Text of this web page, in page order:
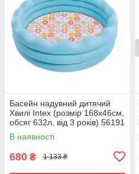
Басейн надувний дитячий
Хвилі Intex (розмір 168x46см,
обсяг 632л, від 3 років) 56191
NP
В наявності
680 ₴ 1 133 ₴